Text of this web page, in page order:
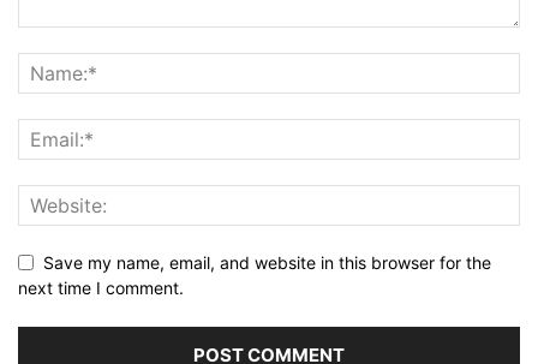
Save my name, email, and website in this browser for the
next time I comment.